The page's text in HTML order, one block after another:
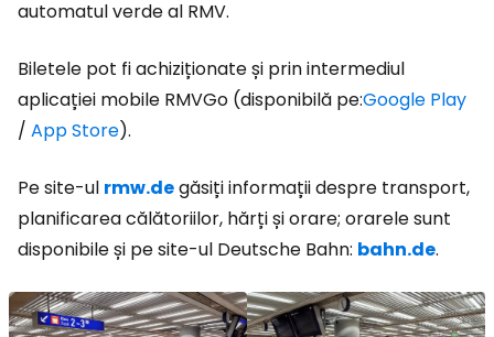
automatul verde al RMV.
Biletele pot fi achiziționate și prin intermediul
aplicației mobile RMVGo (disponibilă pe:Google Play
/ App Store).
Pe site-ul rmw.degăsiți informații despre transport,
planificarea călătoriilor, hărți și orare; orarele sunt
disponibile și pe site-ul Deutsche Bahn: bahn.de.